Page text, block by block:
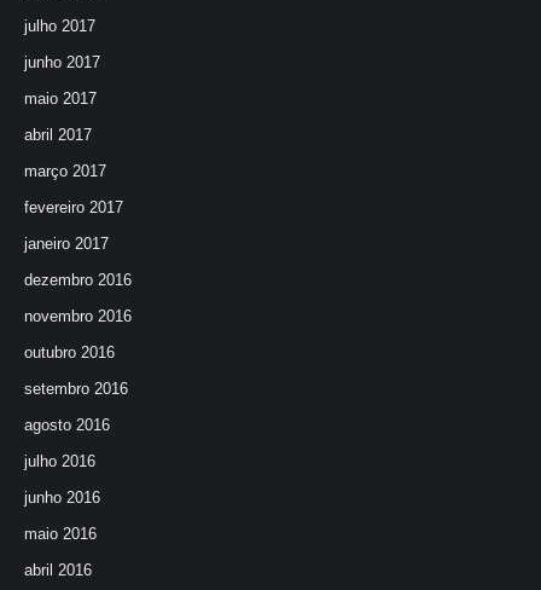
julho 2017
junho 2017
maio 2017
abril 2017
março 2017
fevereiro 2017
janeiro 2017
dezembro 2016
novembro 2016
outubro 2016
setembro 2016
agosto 2016
julho 2016
junho 2016
maio 2016
abril 2016